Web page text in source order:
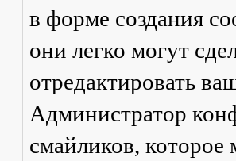
в форме создания
они легко могут
отредактировать
Администратор
смайликов,